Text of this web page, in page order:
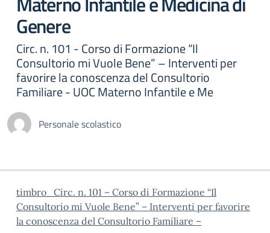
Genere
Circ. n. 101 - Corso di Formazione “Il
Consultorio mi Vuole Bene” – Interventi per
favorire la conoscenza del Consultorio
Familiare - UOC Materno Infantile e Me
Personale scolastico
timbro_Circ. n. 101 – Corso di Formazione “Il
Consultorio mi Vuole Bene” – Interventi per favorire
la conoscenza del Consultorio Familiare –